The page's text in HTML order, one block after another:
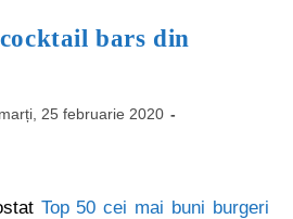
bars din
marți, 25 februarie 2020
Top 50 cei mai buni burgeri